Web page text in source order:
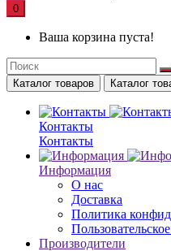
0
Ваша корзина пуста!
Каталог товаров Каталог
Контакты
Контакты
Информация
О нас
Доставка
Политика
Производители